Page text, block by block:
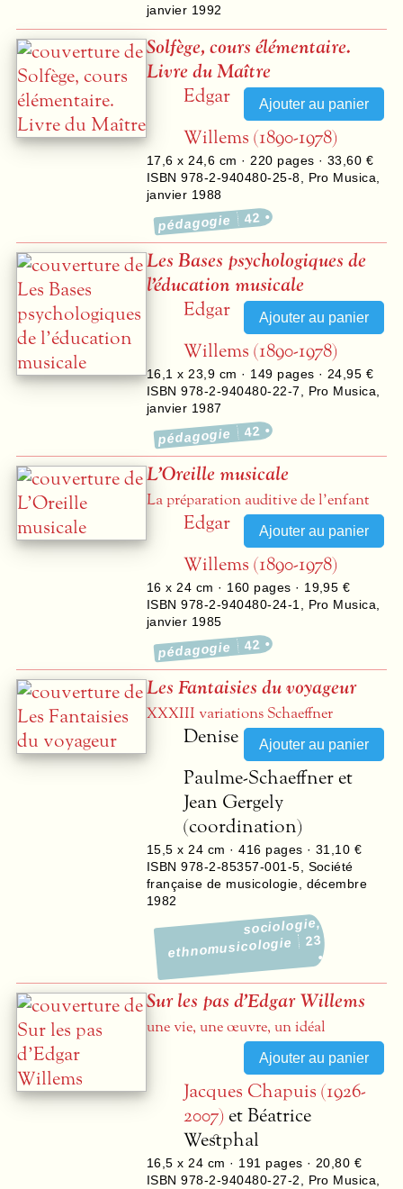
janvier 1992
Solfège, cours élémentaire.
Livre du Maître
Edgar
Willems (1890-1978)
17,6 x 24,6 cm · 220 pages · 33,60 €
ISBN 978-2-940480-25-8
Pro Musica
janvier 1988
pédagogie 42
Les Bases psychologiques de
l’éducation musicale
Edgar
Willems (1890-1978)
16,1 x 23,9 cm · 149 pages · 24,95 €
ISBN 978-2-940480-22-7
Pro Musica
janvier 1987
pédagogie 42
L’Oreille musicale
La préparation auditive de l’enfant
Edgar
Willems (1890-1978)
16 x 24 cm · 160 pages · 19,95 €
ISBN 978-2-940480-24-1
Pro Musica
janvier 1985
pédagogie 42
Les Fantaisies du voyageur
XXXIII variations Schaeffner
Denise
Paulme-Schaeffner et
Jean Gergely
(coordination)
15,5 x 24 cm ·416 pages · 31,10 €
ISBN 978-2-85357-001-5
Société
française de musicologie
décembre
1982
sociologie,
ethnomusicologie 23
Sur les pas d’Edgar Willems
une vie, une œuvre, un idéal
Jacques Chapuis (1926-
2007) et Béatrice
Westphal
16,5 x 24 cm · 191 pages · 20,80 €
ISBN 978-2-940480-27-2
Pro Musica